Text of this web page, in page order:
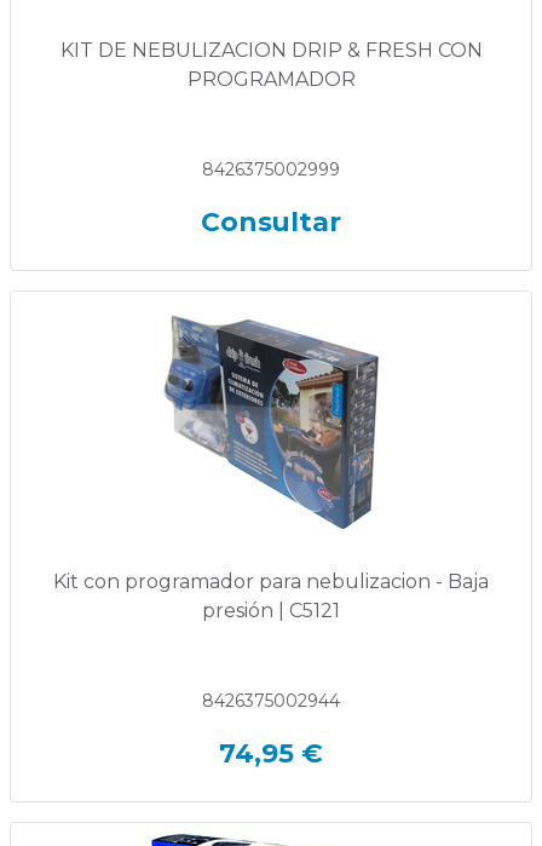
KIT DE NEBULIZACION DRIP & FRESH CON
PROGRAMADOR
8426375002999
Consultar
Kit con programador para nebulizacion - Baja
presión | C5121
8426375002944
74,95 €